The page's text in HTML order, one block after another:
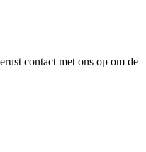
contact met ons op om de